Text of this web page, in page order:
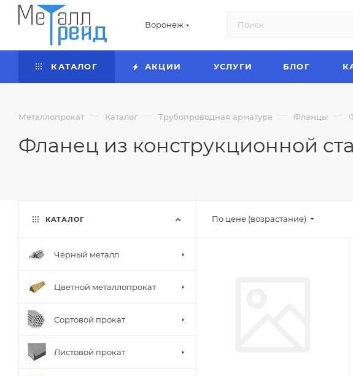
Воронеж
КАТАЛОГ АКЦИИ УСЛУГИ БЛОГ
Металлопрокат — Каталог — Трубопроводная арматура — Фланцы —
Фланец из конструкционной
По цене (возрастание)
КАТАЛОГ
Черный металл
Цветной металлопрокат
Сортовой прокат
Листовой прокат